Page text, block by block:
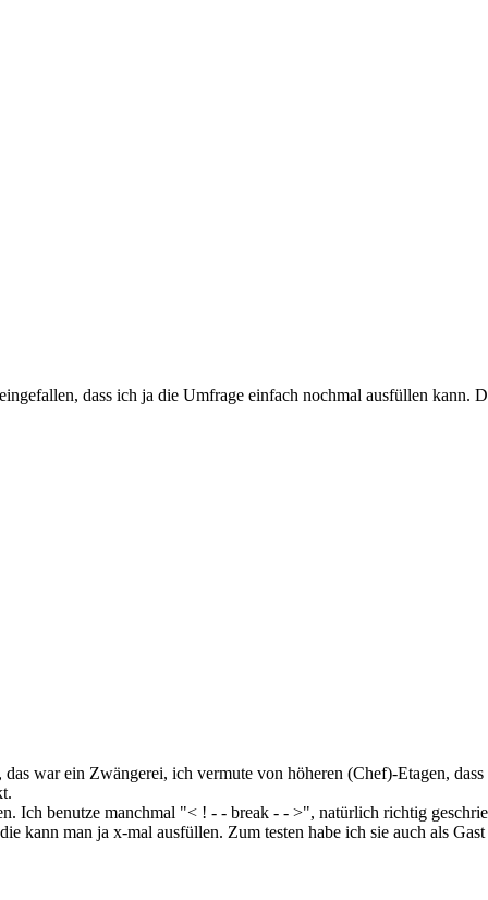
dass ich ja die Umfrage einfach nochmal ausfüllen kann.
war ein Zwängerei, ich vermute von höheren (Chef)-Etagen,
Ich benutze manchmal "< ! - - break - - >", natürlich richtig
kann man ja x-mal ausfüllen. Zum testen habe ich sie auch als